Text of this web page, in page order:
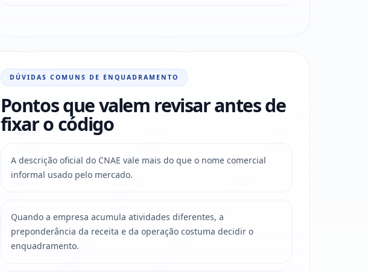
DÚVIDAS COMUNS DE ENQUADRAMENTO
Pontos que valem revisar antes de
fixar o código
A descrição oficial do CNAE vale mais do que o nome comercial
informal usado pelo mercado.
Quando a empresa acumula atividades diferentes, a
preponderância da receita e da operação costuma decidir o
enquadramento.